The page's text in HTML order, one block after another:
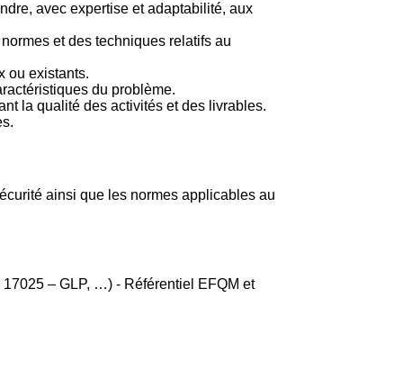
avec expertise et adaptabilité, aux
et des techniques relatifs au
ou existants.
du problème.
la qualité des activités et des livrables.
ainsi que les normes applicables au
– GLP, …) - Référentiel EFQM et